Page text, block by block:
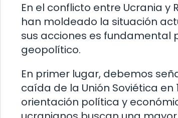
En el conflicto entre Ucrania y
han moldeado la situación
sus acciones es
geopolítico.
En primer lugar, debemos
caída de la Unión Soviética en
orientación política y